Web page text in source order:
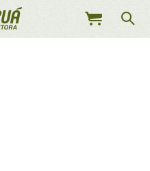
MEU